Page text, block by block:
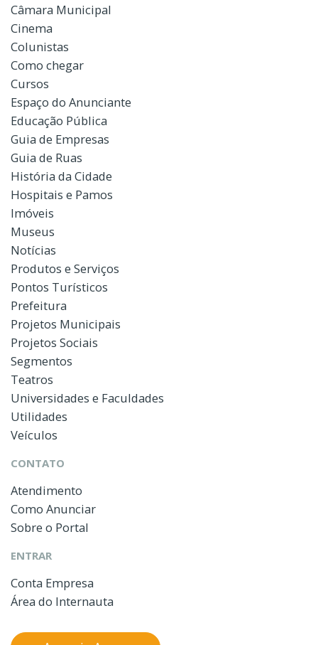
Câmara Municipal
Cinema
Colunistas
Como chegar
Cursos
Espaço do Anunciante
Educação Pública
Guia de Empresas
Guia de Ruas
História da Cidade
Hospitais e Pamos
Imóveis
Museus
Notícias
Produtos e Serviços
Pontos Turísticos
Prefeitura
Projetos Municipais
Projetos Sociais
Segmentos
Teatros
Universidades e Faculdades
Utilidades
Veículos
CONTATO
Atendimento
Como Anunciar
Sobre o Portal
ENTRAR
Conta Empresa
Área do Internauta